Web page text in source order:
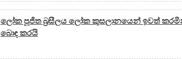
ලෝක පූජිත බ්‍රසීලය ලෝක කුසලානයෙන් ඉවත්
බොඳ කරයි